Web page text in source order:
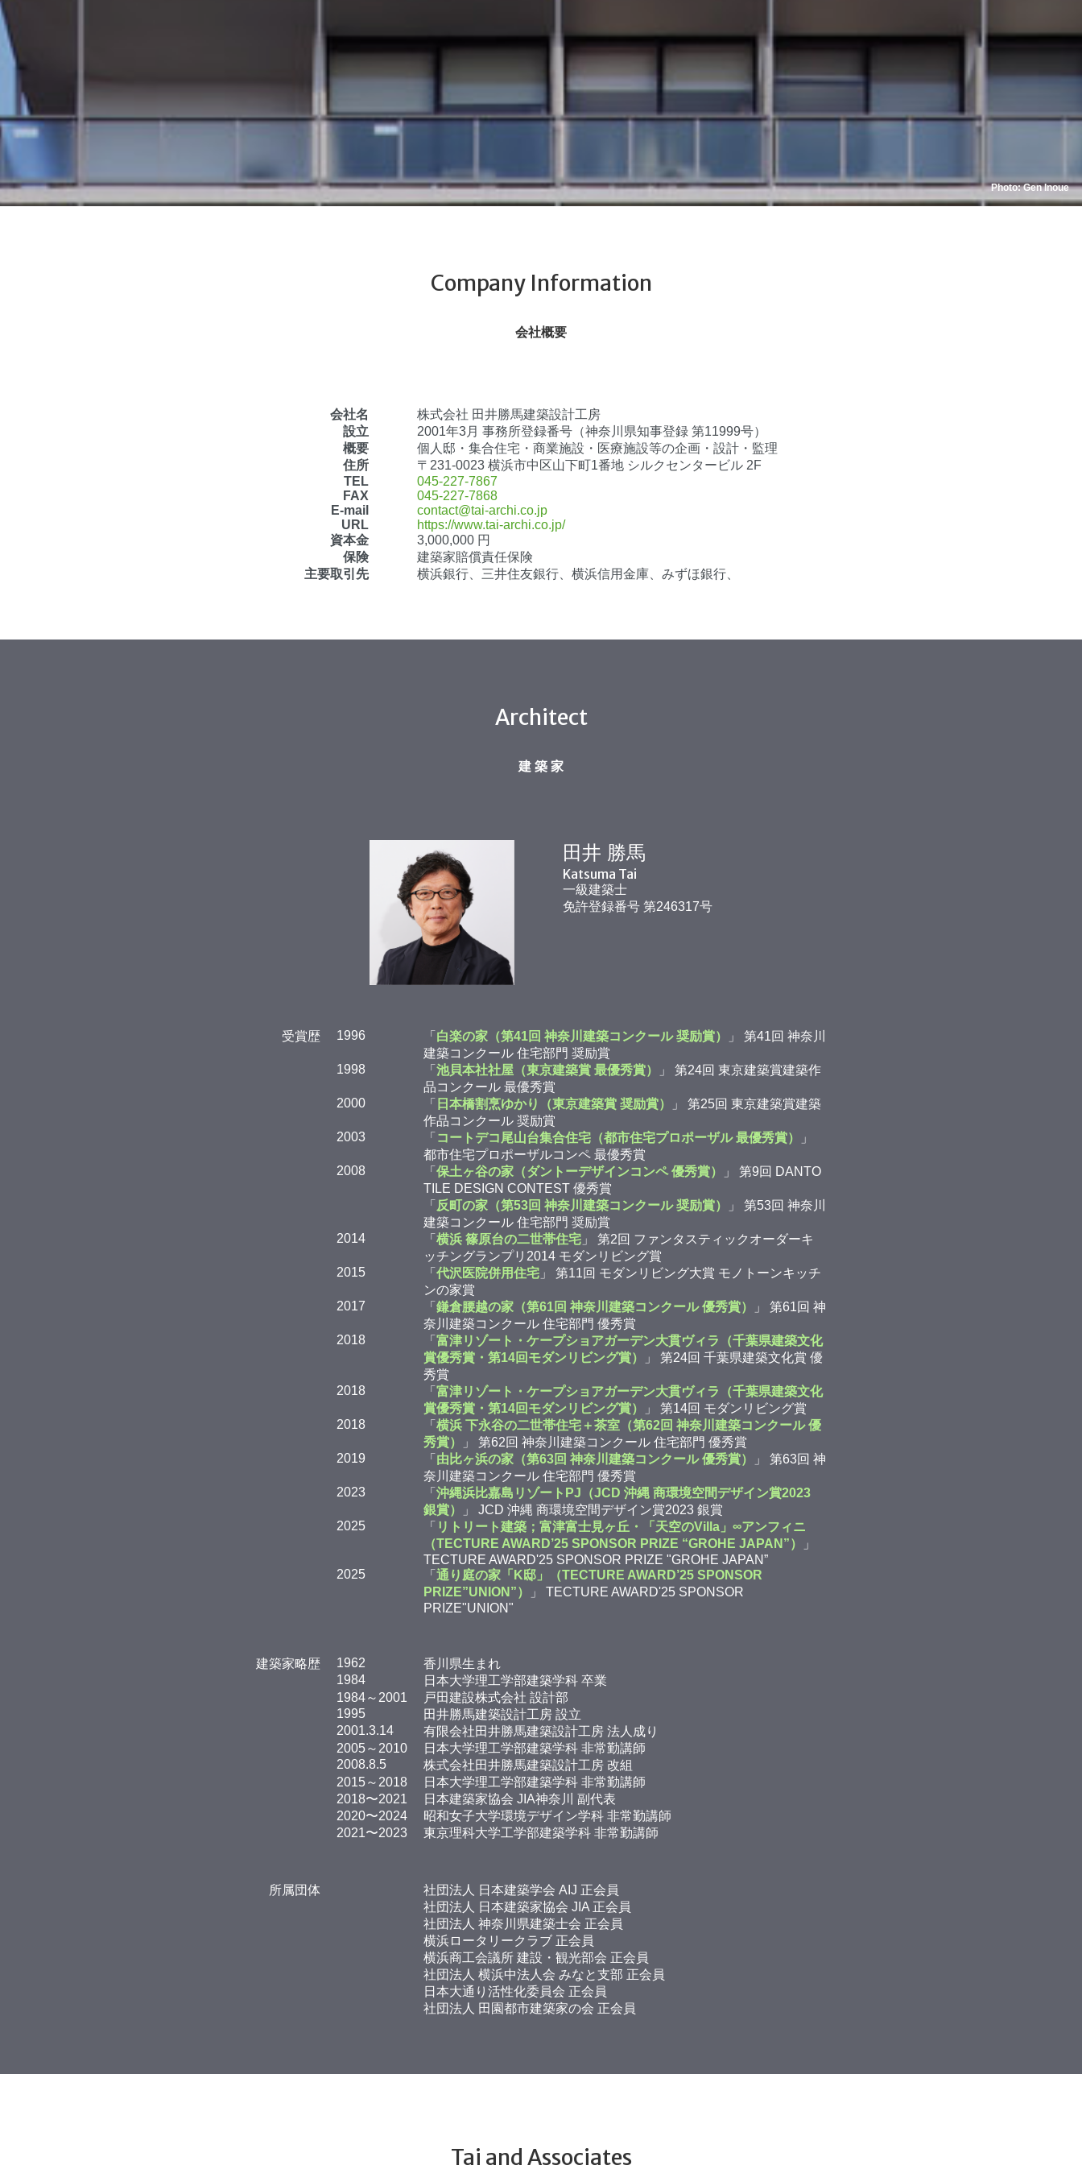
Photo: Gen Inoue
Company Information
会社概要
会社名
株式会社 田井勝馬建築設計工房
設立
2001年3月 事務所登録番号（神奈川県知事登録 第11999号）
概要
個人邸・集合住宅・商業施設・医療施設等の企画・設計・監理
住所
〒231-0023 横浜市中区山下町1番地 シルクセンタービル 2F
TEL
045-227-7867
FAX
045-227-7868
E-mail
contact@tai-archi.co.jp
URL
https://www.tai-archi.co.jp/
資本金
3,000,000 円
保険
建築家賠償責任保険
主要取引先
横浜銀行、三井住友銀行、横浜信用金庫、みずほ銀行、
Architect
建 築 家
田井 勝馬
Katsuma Tai
一級建築士
免許登録番号 第246317号
受賞歴 1996 「 白楽の家（第41回 神奈川建築コンクール 奨励賞）
」 第41回 神奈川
建築コンクール 住宅部門 奨励賞
1998
「 池貝本社社屋（東京建築賞 最優秀賞）
」 第24回 東京建築賞建築作
品コンクール 最優秀賞
2000
「 日本橋割烹ゆかり（東京建築賞 奨励賞）
」 第25回 東京建築賞建築
作品コンクール 奨励賞
2003
「 コートデコ尾山台集合住宅（都市住宅プロポーザル 最優秀賞）
」
都市住宅プロポーザルコンペ 最優秀賞
2008
「 保土ヶ谷の家（ダントーデザインコンペ 優秀賞）
」 第9回 DANTO
TILE DESIGN CONTEST 優秀賞
「 反町の家（第53回 神奈川建築コンクール 奨励賞）
」 第53回 神奈川
建築コンクール 住宅部門 奨励賞
2014
「 横浜 篠原台の二世帯住宅 」 第2回 ファンタスティックオーダーキ
ッチングランプリ2014 モダンリビング賞
2015
「 代沢医院併用住宅 」 第11回 モダンリビング大賞 モノトーンキッチ
ンの家賞
2017
「 鎌倉腰越の家（第61回 神奈川建築コンクール 優秀賞）
」 第61回 神
奈川建築コンクール 住宅部門 優秀賞
2018
「 富津リゾート・ケープショアガーデン大貫ヴィラ（千葉県建築文化
賞優秀賞・第14回モダンリビング賞）
」 第24回 千葉県建築文化賞 優
秀賞
2018
「 富津リゾート・ケープショアガーデン大貫ヴィラ（千葉県建築文化
賞優秀賞・第14回モダンリビング賞）
」 第14回 モダンリビング賞
2018
「 横浜 下永谷の二世帯住宅＋茶室（第62回 神奈川建築コンクール 優
秀賞）
」 第62回 神奈川建築コンクール 住宅部門 優秀賞
2019
「 由比ヶ浜の家（第63回 神奈川建築コンクール 優秀賞）
」 第63回 神
奈川建築コンクール 住宅部門 優秀賞
2023
「 沖縄浜比嘉島リゾートPJ（JCD 沖縄 商環境空間デザイン賞2023
銀賞）
」 JCD 沖縄 商環境空間デザイン賞2023 銀賞
2025
「 リトリート建築；富津富士見ヶ丘・「天空のVilla」∞アンフィニ
（TECTURE AWARD’25 SPONSOR PRIZE “GROHE JAPAN”）
」
TECTURE AWARD'25 SPONSOR PRIZE "GROHE JAPAN”
2025
「 通り庭の家「K邸」（TECTURE AWARD’25 SPONSOR
PRIZE”UNION”）
」 TECTURE AWARD'25 SPONSOR
PRIZE"UNION"
建築家略歴 1962
香川県生まれ
1984
日本大学理工学部建築学科 卒業
1984～2001
戸田建設株式会社 設計部
1995
田井勝馬建築設計工房 設立
2001.3.14
有限会社田井勝馬建築設計工房 法人成り
2005～2010
日本大学理工学部建築学科 非常勤講師
2008.8.5
株式会社田井勝馬建築設計工房 改組
2015～2018
日本大学理工学部建築学科 非常勤講師
2018〜2021
日本建築家協会 JIA神奈川 副代表
2020〜2024
昭和女子大学環境デザイン学科 非常勤講師
2021〜2023
東京理科大学工学部建築学科 非常勤講師
所属団体
社団法人 日本建築学会 AIJ 正会員
社団法人 日本建築家協会 JIA 正会員
社団法人 神奈川県建築士会 正会員
横浜ロータリークラブ 正会員
横浜商工会議所 建設・観光部会 正会員
社団法人 横浜中法人会 みなと支部 正会員
日本大通り活性化委員会 正会員
社団法人 田園都市建築家の会 正会員
Tai and Associates